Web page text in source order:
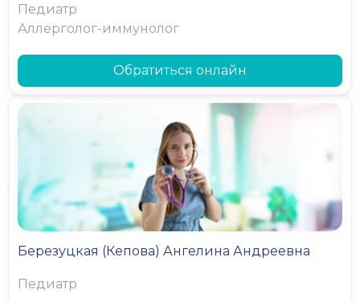
Педиатр
Аллерголог-иммунолог
Обратиться онлайн
Березуцкая (Кепова) Ангелина Андреевна
Педиатр